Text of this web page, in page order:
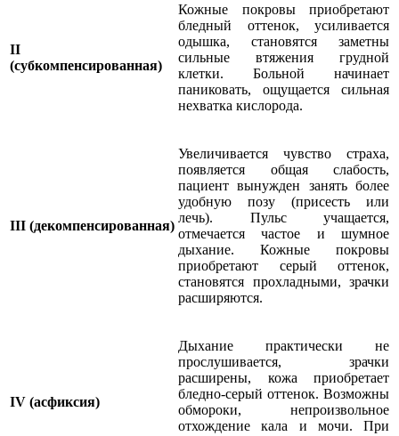
II
(субкомпенсированная)
Кожные покровы приобретают
бледный оттенок, усиливается
одышка, становятся заметны
сильные втяжения грудной
клетки. Больной начинает
паниковать, ощущается сильная
нехватка кислорода.
III (декомпенсированная)
Увеличивается чувство страха,
появляется общая слабость,
пациент вынужден занять более
удобную позу (присесть или
лечь). Пульс учащается,
отмечается частое и шумное
дыхание. Кожные покровы
приобретают серый оттенок,
становятся прохладными, зрачки
расширяются.
IV (асфиксия)
Дыхание практически не
прослушивается, зрачки
расширены, кожа приобретает
бледно-серый оттенок. Возможны
обмороки, непроизвольное
отхождение кала и мочи. При